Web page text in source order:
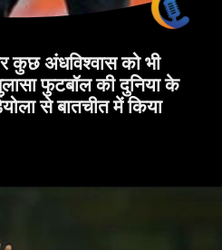
कुछ अंधविश्वास को भी
फुटबॉल की दुनिया के
से बातचीत में किया